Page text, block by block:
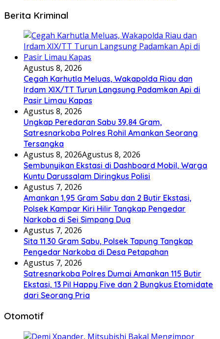
Berita Kriminal
Agustus 8, 2026
Cegah Karhutla Meluas, Wakapolda Riau dan
Irdam XIX/TT Turun Langsung Padamkan Api di
Pasir Limau Kapas
Agustus 8, 2026
Ungkap Peredaran Sabu 39,84 Gram,
Satresnarkoba Polres Rohil Amankan Seorang
Tersangka
Agustus 8, 2026Agustus 8, 2026
Sembunyikan Ekstasi di Dashboard Mobil, Warga
Kuntu Darussalam Diringkus Polisi
Agustus 7, 2026
Amankan 1,95 Gram Sabu dan 2 Butir Ekstasi,
Polsek Kampar Kiri Hilir Tangkap Pengedar
Narkoba di Sei Simpang Dua
Agustus 7, 2026
Sita 11.30 Gram Sabu, Polsek Tapung Tangkap
Pengedar Narkoba di Desa Petapahan
Agustus 7, 2026
Satresnarkoba Polres Dumai Amankan 115 Butir
Ekstasi, 13 Pil Happy Five dan 2 Bungkus Etomidate
dari Seorang Pria
Otomotif